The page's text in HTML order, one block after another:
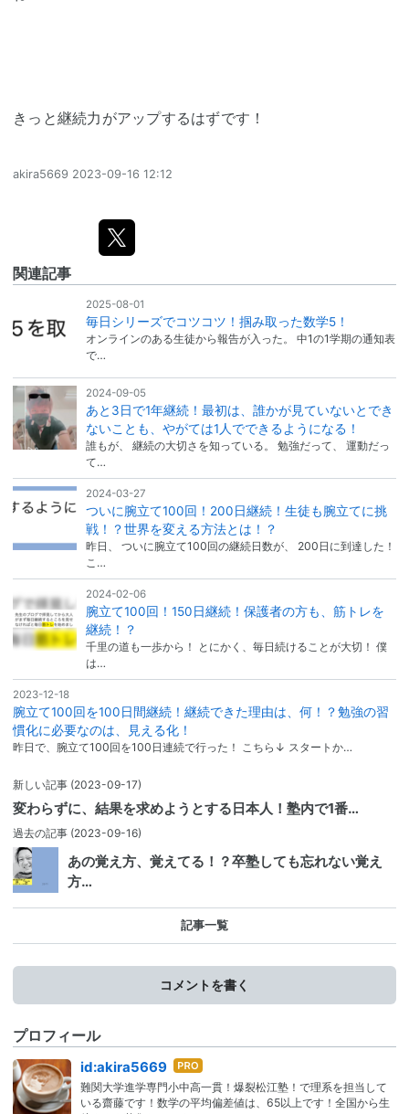
きっと継続力がアップするはずです！
akira5669 2023-09-16 12:12
関連記事
2025-08-01
毎日シリーズでコツコツ！掴み取った数学5！
オンラインのある生徒から報告が入った。 中1の1学期の通知表
で…
2024-09-05
あと3日で1年継続！最初は、誰かが見ていないとでき
ないことも、やがては1人でできるようになる！
誰もが、 継続の大切さを知っている。 勉強だって、 運動だっ
て…
2024-03-27
ついに腕立て100回！200日継続！生徒も腕立てに挑
戦！？世界を変える方法とは！？
昨日、 ついに腕立て100回の継続日数が、 200日に到達した！
こ…
2024-02-06
腕立て100回！150日継続！保護者の方も、筋トレを
継続！？
千里の道も一歩から！ とにかく、毎日続けることが大切！ 僕
は…
2023-12-18
腕立て100回を100日間継続！継続できた理由は、何！？勉強の習
慣化に必要なのは、見える化！
昨日で、腕立て100回を100日連続で行った！ こちら↓ スタートか…
新しい記事 (2023-09-17)
変わらずに、結果を求めようとする日本人！塾内で1番…
過去の記事 (2023-09-16)
あの覚え方、覚えてる！？卒塾しても忘れない覚え
方…
記事一覧
コメントを書く
プロフィール
id:akira5669 はて
なブ
ログ
難関大学進学専門小中高一貫！爆裂松江塾！で理系を担当して
いる齋藤です！数学の平均偏差値は、65以上です！全国から生